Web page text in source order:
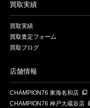
買取実績
買取実績
買取査定フォーム
買取ブログ
店舗情報
CHAMPION76 東海名和店
CHAMPION76 神戸大蔵谷店